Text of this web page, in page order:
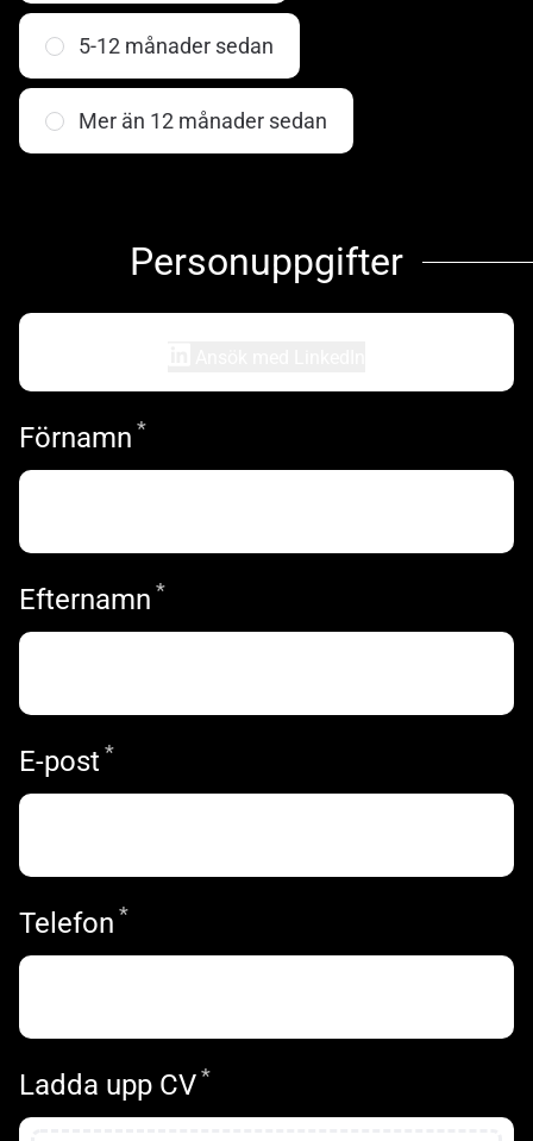
5-12 månader sedan
Mer än 12 månader sedan
Personuppgifter
Förnamn *Obligatoriskt
Efternamn *Obligatoriskt
E-post *Obligatoriskt
Telefon *Obligatoriskt
Ladda upp CV*Obligatoriskt